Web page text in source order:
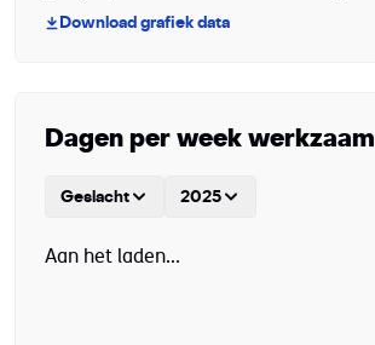
Download grafiek data
Dagen per week werkzaam
Geslacht 2025